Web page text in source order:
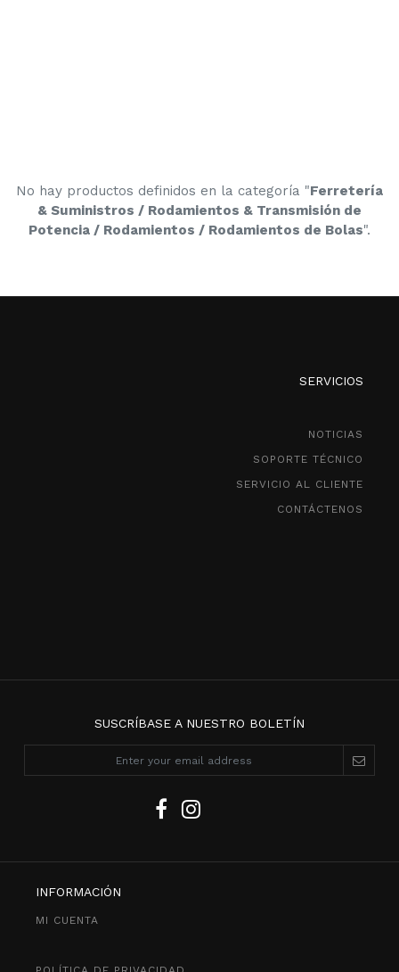
No hay productos definidos en la categoría "Ferretería
& Suministros / Rodamientos & Transmisión de
Potencia / Rodamientos / Rodamientos de Bolas".
SERVICIOS
NOTICIAS
SOPORTE TÉCNICO
SERVICIO AL CLIENTE
CONTÁCTENOS
SUSCRÍBASE A NUESTRO BOLETÍN
INFORMACIÓN
MI CUENTA